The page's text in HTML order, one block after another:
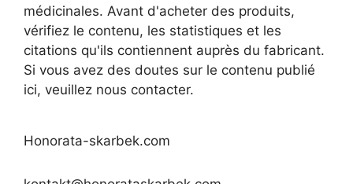
médicinales. Avant d'acheter des produits,
vérifiez le contenu, les statistiques et les
citations qu'ils contiennent auprès du fabricant.
Si vous avez des doutes sur le contenu publié
ici, veuillez nous contacter.
Honorata-skarbek.com